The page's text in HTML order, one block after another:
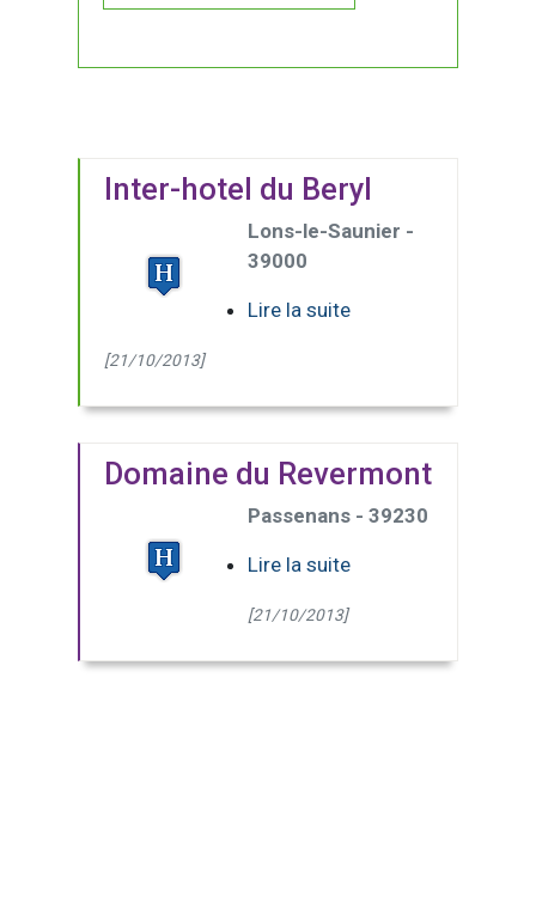
Inter-hotel du Beryl
Lons-le-Saunier -
39000
Lire la suite
[21/10/2013]
Domaine du Revermont
Passenans - 39230
Lire la suite
[21/10/2013]